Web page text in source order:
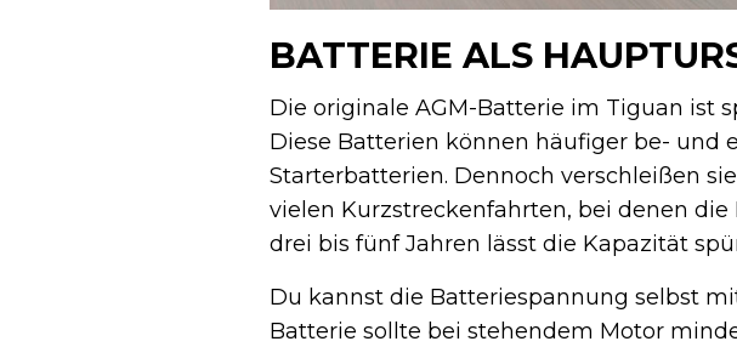
BATTERIE ALS
Die originale AGM-Batterie im Tiguan ist
Diese Batterien können häufiger be- und
Starterbatterien. Dennoch verschleißen
vielen Kurzstreckenfahrten, bei denen
drei bis fünf Jahren lässt die Kapazität
Du kannst die Batteriespannung selbst
Batterie sollte bei stehendem Motor